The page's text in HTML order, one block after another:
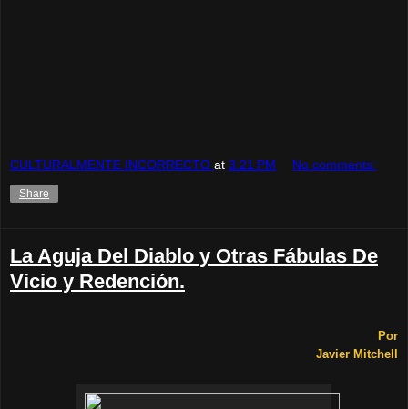
CULTURALMENTE INCORRECTO at 3:21 PM No comments:
Share
La Aguja Del Diablo y Otras Fábulas De
Vicio y Redención.
Por
Javier Mitchell